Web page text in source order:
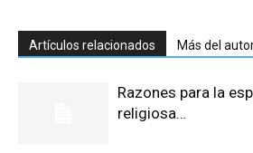
Artículos relacionados Más del
Razones para la
religiosa…